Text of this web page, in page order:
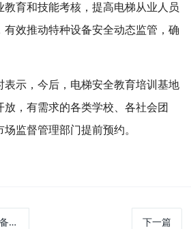
教育和技能考核，提高电梯从业人员
有效推动特种设备安全动态监管，确
示，今后，电梯安全教育培训基地
，有需求的各类学校、各社会团
监督管理部门提前预约。
培训 下一篇